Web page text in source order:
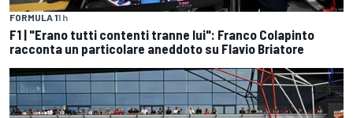
FORMULA 11 h
F1 | "Erano tutti contenti tranne lui": Franco Colapinto
racconta un particolare aneddoto su Flavio Briatore